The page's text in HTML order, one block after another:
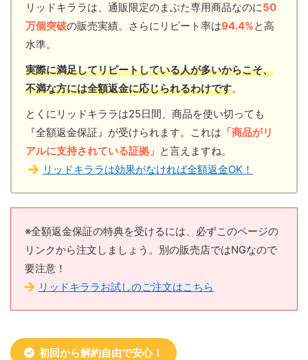
リッドキララは、通販限定のまぶた専用商品なのに50
万個突破の販売実績。さらにリピート率は94.4%と高
水準。
実際に満足してリピートしている人が多いからこそ、
不満な方には全額返金に応じられるわけです。
とくにリッドキララは25日間、商品を使い切っても
『全額返金保証』が受けられます。これは 「商品がリ
アルに支持されている証拠」 と言えますね。
リッドキララは効果がなければ全額返金OK！
※全額返金保証の特典を受けるには、必ずこのページの
リンクから注文しましょう。別の販売店ではNGなので
要注意！
リッドキララお試しのご注文はこちら
初回から解約自由で安心！